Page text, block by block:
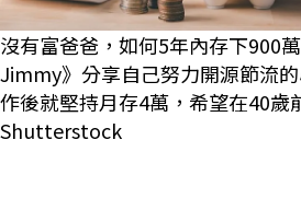
沒有富爸爸，如何5年內存下900
Jimmy》分享自己努力開源節流
作後就堅持月存4萬，希望在40歲
Shutterstock